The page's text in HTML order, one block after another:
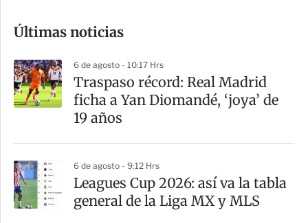
m
a
r
t
Últimas noticias
6 de agosto - 10:17 Hrs
Traspaso récord: Real Madrid
ficha a Yan Diomandé, ‘joya’ de
19 años
6 de agosto - 9:12 Hrs
Leagues Cup 2026: así va la tabla
general de la Liga MX y MLS